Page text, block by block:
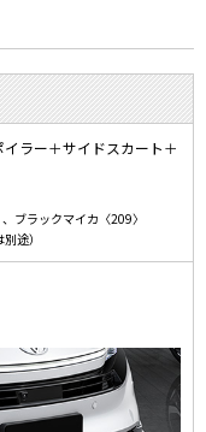
ラー＋サイドスカート＋
ブラックマイカ〈209〉
途）